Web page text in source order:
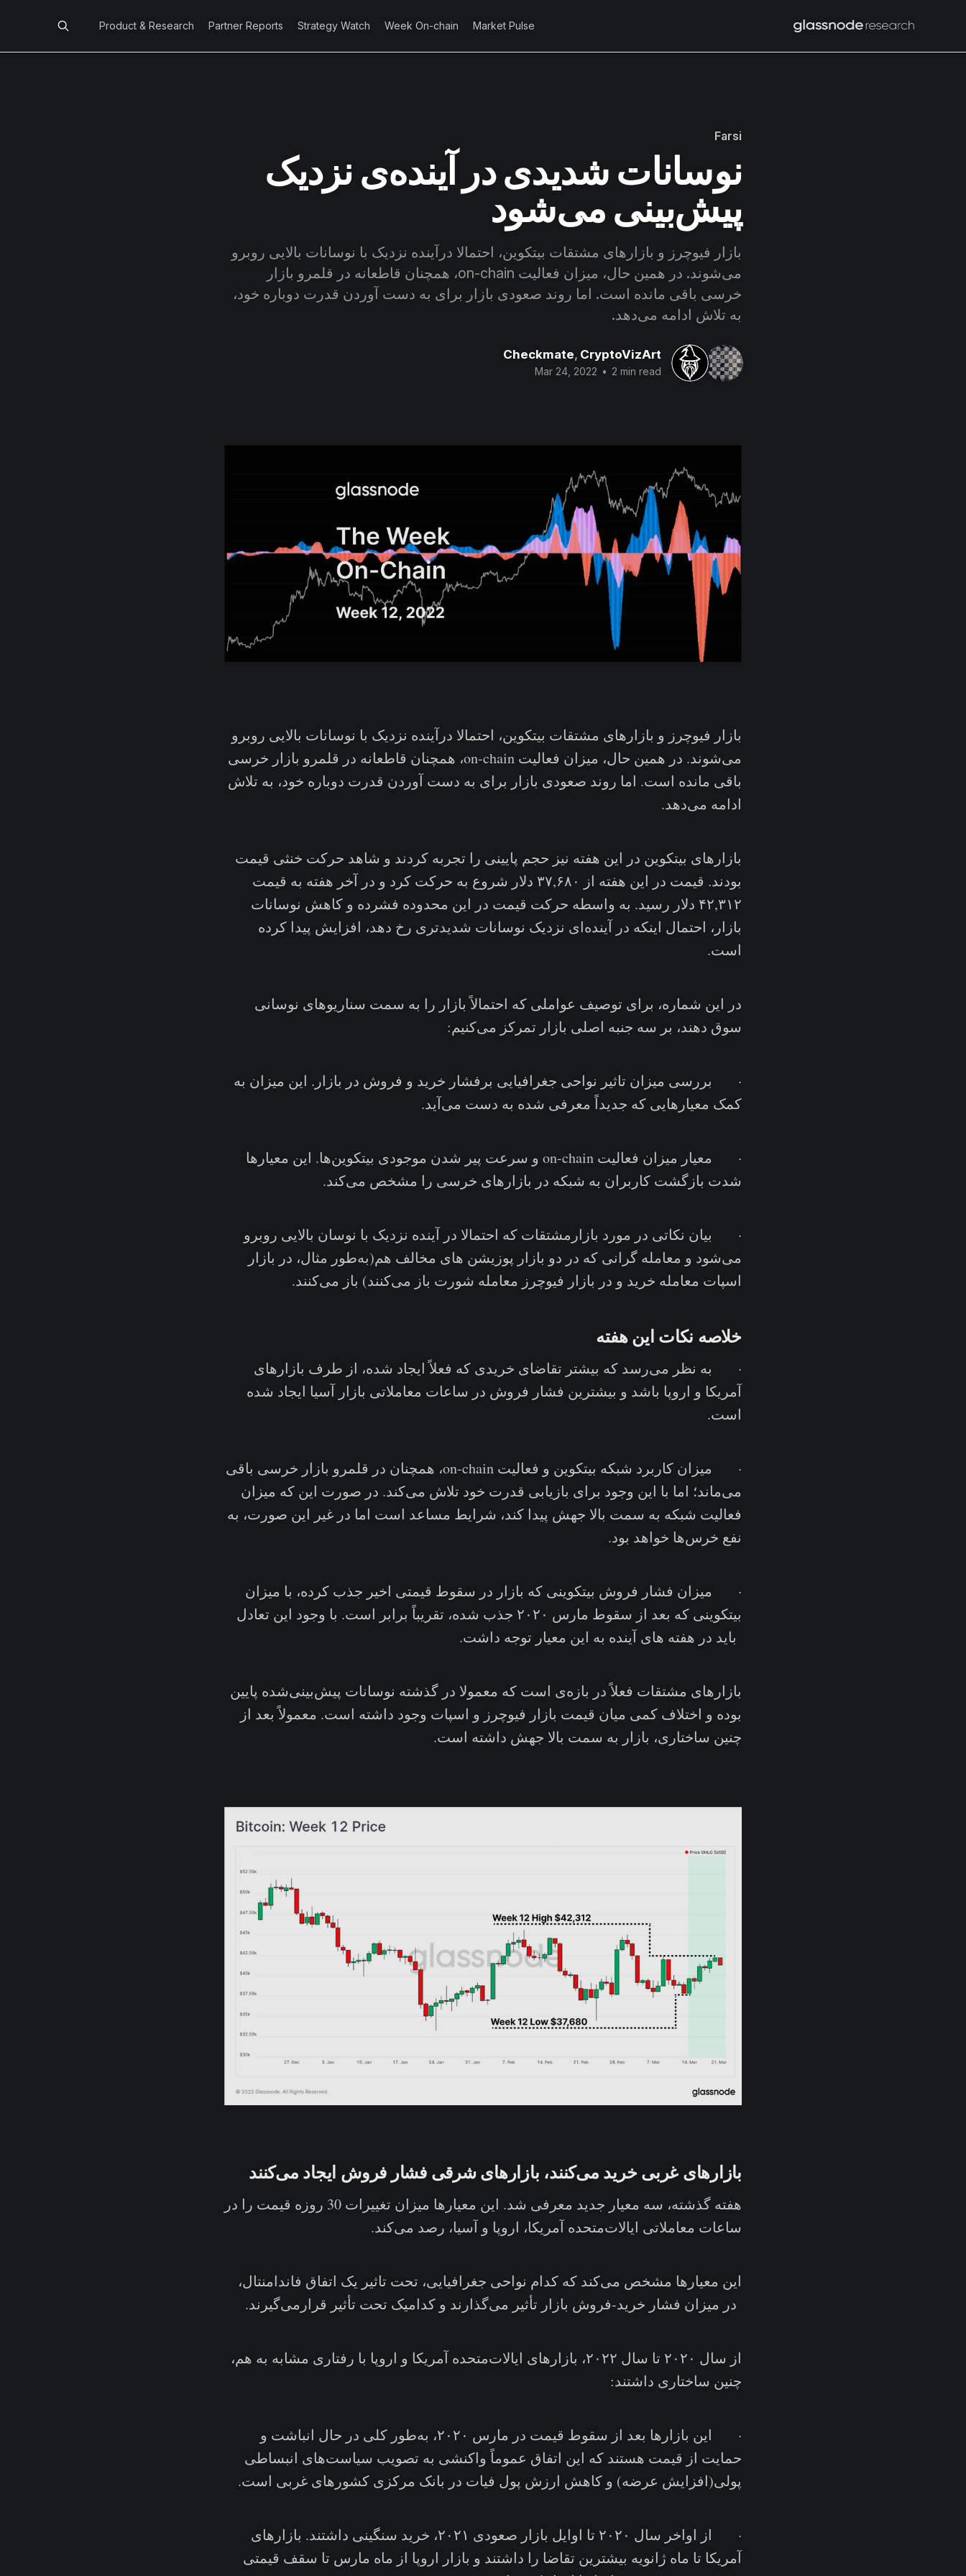
Market Pulse
Week On-chain
Strategy Watch
Partner Reports
Product & Research
Farsi
نوسانات شدیدی در آینده‌ی نزدیک
پیش‌بینی می‌شود
بازار فیوچرز و بازارهای مشتقات بیتکوین، احتمالا درآینده نزدیک با نوسانات بالایی روبرو
می‌شوند. در همین حال، میزان فعالیت on-chain، همچنان قاطعانه در قلمرو بازار
خرسی باقی مانده است. اما روند صعودی بازار برای به دست آوردن قدرت دوباره خود،
به تلاش ادامه می‌دهد.
Checkmate, CryptoVizArt
Mar 24, 2022 • 2 min read
بازار فیوچرز و بازارهای مشتقات بیتکوین، احتمالا درآینده نزدیک با نوسانات بالایی روبرو
می‌شوند. در همین حال، میزان فعالیت on-chain، همچنان قاطعانه در قلمرو بازار خرسی
باقی مانده است. اما روند صعودی بازار برای به دست آوردن قدرت دوباره خود، به تلاش
ادامه می‌دهد.
بازارهای بیتکوین در این هفته نیز حجم پایینی را تجربه کردند و شاهد حرکت خنثی قیمت
بودند. قیمت در این هفته از ۳۷,۶۸۰ دلار شروع به حرکت کرد و در آخر هفته به قیمت
۴۲,۳۱۲ دلار رسید. به واسطه حرکت قیمت در این محدوده فشرده و کاهش نوسانات
بازار، احتمال اینکه در آینده‌ای نزدیک نوسانات شدیدتری رخ دهد، افزایش پیدا کرده
است.
در این شماره، برای توصیف عواملی که احتمالاً بازار را به سمت سناریو‌های نوسانی
سوق دهند، بر سه جنبه اصلی بازار تمرکز می‌کنیم:
· بررسی میزان تاثیر نواحی جغرافیایی برفشار خرید و فروش در بازار. این میزان به
کمک معیارهایی که جدیداً معرفی شده به دست می‌آید.
· معیار میزان فعالیت on-chain و سرعت پیر شدن موجودی بیتکوین‌ها. این معیارها
شدت بازگشت کاربران به شبکه در بازارهای خرسی را مشخص می‌کند.
· بیان نکاتی در مورد بازارمشتقات که احتمالا در آینده نزدیک با نوسان بالایی روبرو
می‌شود و معامله گرانی که در دو بازار پوزیشن های مخالف هم(به‌طور مثال، در بازار
اسپات معامله خرید و در بازار فیوچرز معامله شورت باز می‌کنند) باز می‌کنند.
خلاصه نکات این هفته
· به نظر می‌رسد که بیشتر تقاضای خریدی که فعلاً ایجاد شده، از طرف بازارهای
آمریکا و اروپا باشد و بیشترین فشار فروش در ساعات معاملاتی بازار آسیا ایجاد شده
است.
· میزان کاربرد شبکه بیتکوین و فعالیت on-chain، همچنان در قلمرو بازار خرسی باقی
می‌ماند؛ اما با این وجود برای بازیابی قدرت خود تلاش می‌کند. در صورت این که میزان
فعالیت شبکه به سمت بالا جهش پیدا کند، شرایط مساعد است اما در غیر این صورت، به
نفع خرس‌ها خواهد بود.
· میزان فشار فروش بیتکوینی که بازار در سقوط قیمتی اخیر جذب کرده، با میزان
بیتکوینی که بعد از سقوط مارس ۲۰۲۰ جذب شده، تقریباً برابر است. با وجود این تعادل
باید در هفته های آینده به این معیار توجه داشت.
بازارهای مشتقات فعلاً در بازه‌ی است که معمولا در گذشته نوسانات پیش‌بینی‌شده پایین
بوده و اختلاف کمی میان قیمت بازار فیوچرز و اسپات وجود داشته است. معمولاً بعد از
چنین ساختاری، بازار به سمت بالا جهش داشته است.
بازارهای غربی خرید می‌کنند، بازارهای شرقی فشار فروش ایجاد می‌کنند
هفته گذشته، سه معیار جدید معرفی شد. این معیارها میزان تغییرات 30 روزه قیمت را در
ساعات معاملاتی ایالات‌متحده آمریکا، اروپا و آسیا، رصد می‌کند.
این معیارها مشخص می‌کند که کدام نواحی جغرافیایی، تحت تاثیر یک اتفاق فاندامنتال،
در میزان فشار خرید-فروش بازار تأثیر می‌گذارند و کدامیک تحت تأثیر قرارمی‌گیرند.
از سال ۲۰۲۰ تا سال ۲۰۲۲، بازارهای ایالات‌متحده آمریکا و اروپا با رفتاری مشابه به هم،
چنین ساختاری داشتند:
· این بازارها بعد از سقوط قیمت در مارس ۲۰۲۰، به‌طور کلی در حال انباشت و
حمایت از قیمت هستند که این اتفاق عموماً واکنشی به تصویب سیاست‌های انبساطی
پولی(افزایش عرضه) و کاهش ارزش پول فیات‌ در بانک مرکزی کشورهای غربی است.
· از اواخر سال ۲۰۲۰ تا اوایل بازار صعودی ۲۰۲۱، خرید سنگینی داشتند. بازارهای
آمریکا تا ماه ژانویه بیشترین تقاضا را داشتند و بازار اروپا از ماه مارس تا سقف قیمتی